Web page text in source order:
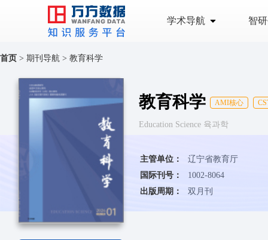
学术导航 智
首页 > 期刊导航 > 教育科学
教育科学 AMI核心
Education Science 육과학
主管单位：
辽宁省教育厅
国际刊号：
1002-8064
出版周期：
双月刊